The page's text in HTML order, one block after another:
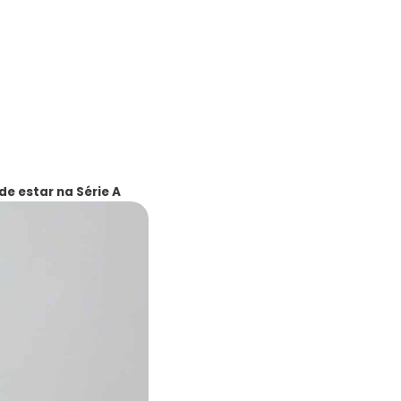
estar na Série A